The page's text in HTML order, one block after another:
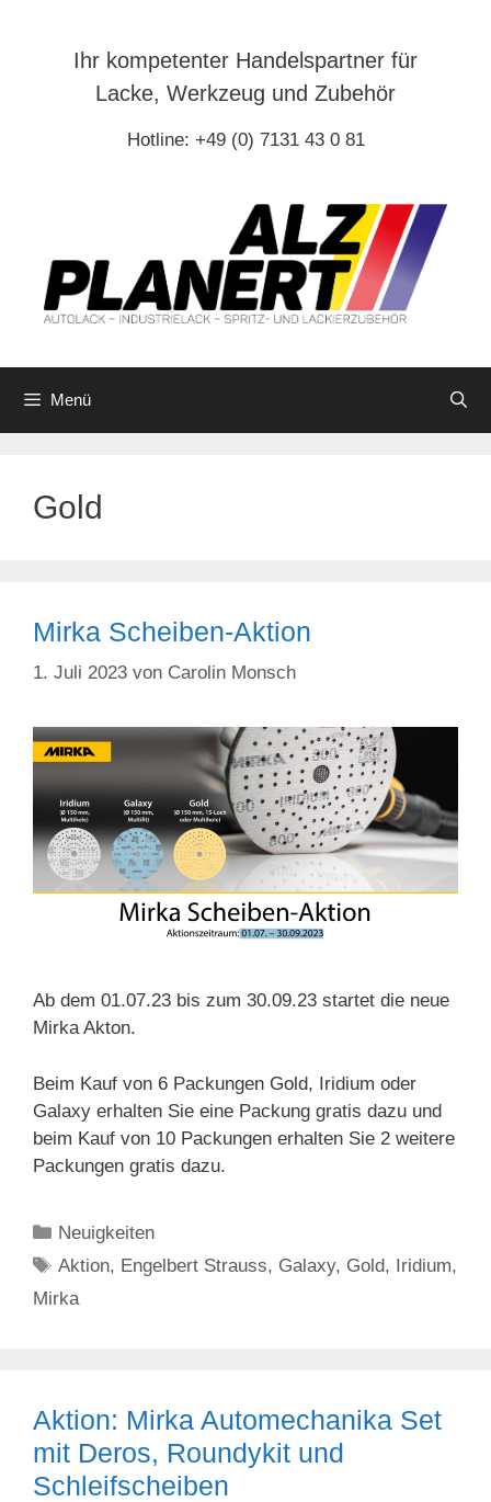
Ihr kompetenter Handelspartner für
Lacke, Werkzeug und Zubehör
Hotline: +49 (0) 7131 43 0 81
Menü
Gold
Mirka Scheiben-Aktion
1. Juli 2023 von Carolin Monsch
Ab dem 01.07.23 bis zum 30.09.23 startet die neue
Mirka Akton.
Beim Kauf von 6 Packungen Gold, Iridium oder
Galaxy erhalten Sie eine Packung gratis dazu und
beim Kauf von 10 Packungen erhalten Sie 2 weitere
Packungen gratis dazu.
Kategorien
Neuigkeiten
Schlagwörter
Aktion, Engelbert Strauss, Galaxy, Gold, Iridium,
Mirka
Aktion: Mirka Automechanika Set
mit Deros, Roundykit und
Schleifscheiben